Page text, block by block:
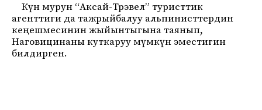
Күн мурун “Аксай-Трэвел” туристтик
агенттиги да тажрыйбалуу альпинисттердин
кеңешмесинин жыйынтыгына таянып,
Наговицинаны куткаруу мүмкүн эместигин
билдирген.